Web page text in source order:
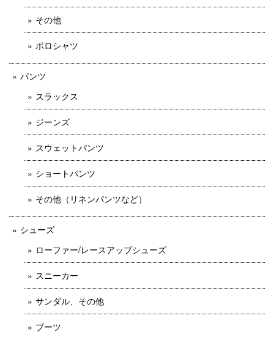
その他
ポロシャツ
パンツ
スラックス
ジーンズ
スウェットパンツ
ショートパンツ
その他（リネンパンツなど）
シューズ
ローファー/レースアップシューズ
スニーカー
サンダル、その他
ブーツ